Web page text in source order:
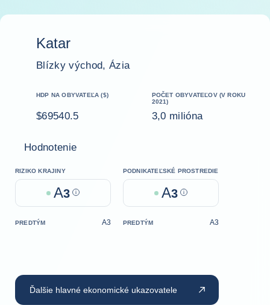
Katar
Blízky východ, Ázia
HDP NA OBYVATEĽA ($)
$69540.5
POČET OBYVATEĽOV (V ROKU
2021)
3,0 milióna
Hodnotenie
RIZIKO KRAJINY
A3 Help
PODNIKATEĽSKÉ PROSTREDIE
A3 Help
PREDTÝM A3 PREDTÝM A3
Ďalšie hlavné ekonomické ukazovatele